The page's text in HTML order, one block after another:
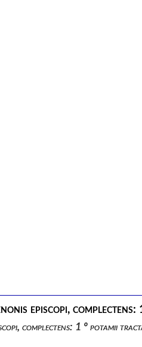
episcopi,
complectens: 1 º potamii